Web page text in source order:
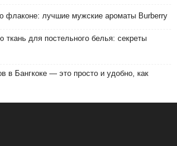
флаконе: лучшие мужские ароматы Burberry
ткань для постельного белья: секреты
в Бангкоке — это просто и удобно, как